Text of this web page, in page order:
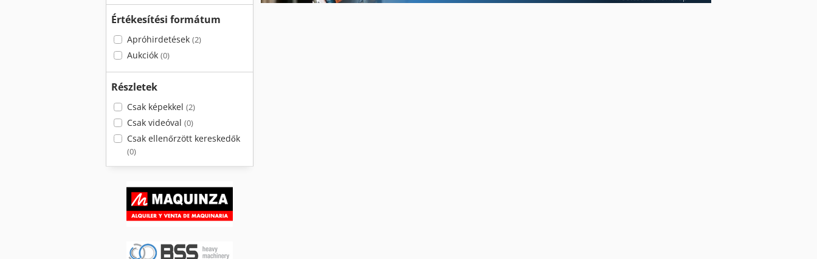
Értékesítési formátum
Apróhirdetések (2)
Aukciók (0)
Részletek
Csak képekkel (2)
Csak videóval (0)
Csak ellenőrzött kereskedők
(0)